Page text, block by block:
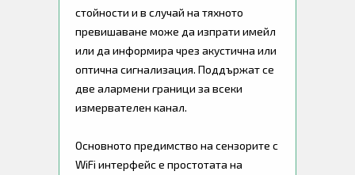
стойности и в случай на тяхното
превишаване може да изпрати имейл
или да информира чрез акустична или
оптична сигнализация. Поддържат се
две алармени граници за всеки
измервателен канал.
Основното предимство на сензорите с
WiFi интерфейс е простотата на